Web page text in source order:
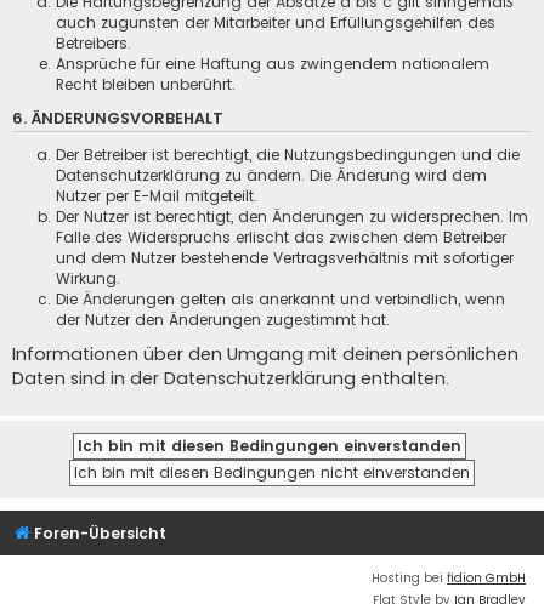
auch zugunsten der Mitarbeiter und Erfüllungsgehilfen des
Betreibers.
Ansprüche für eine Haftung aus zwingendem nationalem
Recht bleiben unberührt.
6. ÄNDERUNGSVORBEHALT
Der Betreiber ist berechtigt, die Nutzungsbedingungen und die
Datenschutzerklärung zu ändern. Die Änderung wird dem
Nutzer per E-Mail mitgeteilt.
Der Nutzer ist berechtigt, den Änderungen zu widersprechen. Im
Falle des Widerspruchs erlischt das zwischen dem Betreiber
und dem Nutzer bestehende Vertragsverhältnis mit sofortiger
Wirkung.
Die Änderungen gelten als anerkannt und verbindlich, wenn
der Nutzer den Änderungen zugestimmt hat.
Informationen über den Umgang mit deinen persönlichen
Daten sind in der Datenschutzerklärung enthalten.
Foren-Übersicht
Hosting bei fidion GmbH
Flat Style by Ian Bradley